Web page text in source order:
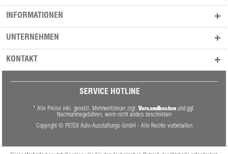
INFORMATIONEN
UNTERNEHMEN
KONTAKT
SERVICE HOTLINE
* Alle Preise inkl. gesetzl. Mehrwertsteuer zzgl. Versandkosten und ggf.
Nachnahmegebühren, wenn nicht anders beschrieben
Copyright © PETEX Auto-Ausstattungs-GmbH - Alle Rechte vorbehalten